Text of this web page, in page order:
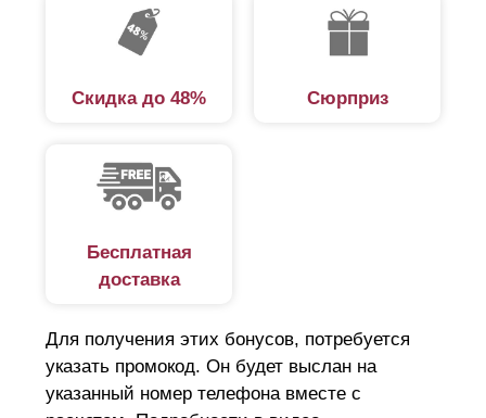
Скидка до 48% Сюрприз
Бесплатная
доставка
Для получения этих бонусов, потребуется
указать промокод. Он будет выслан на
указанный номер телефона вместе с